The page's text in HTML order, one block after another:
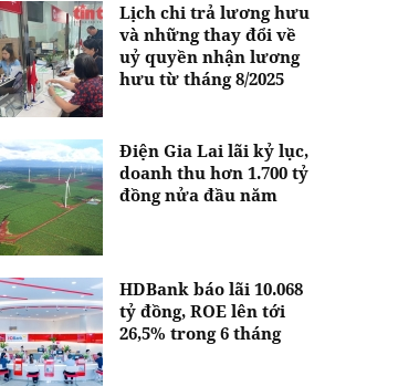
Lịch chi trả lương hưu
và những thay đổi về
uỷ quyền nhận lương
hưu từ tháng 8/2025
Điện Gia Lai lãi kỷ lục,
doanh thu hơn 1.700 tỷ
đồng nửa đầu năm
HDBank báo lãi 10.068
tỷ đồng, ROE lên tới
26,5% trong 6 tháng